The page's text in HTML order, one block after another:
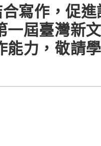
寫作，促進
一屆臺灣新
能力，敬請